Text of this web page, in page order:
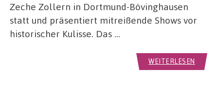
Zeche Zollern in Dortmund-Bövinghausen
statt und präsentiert mitreißende Shows vor
historischer Kulisse. Das …
WEITERLESEN